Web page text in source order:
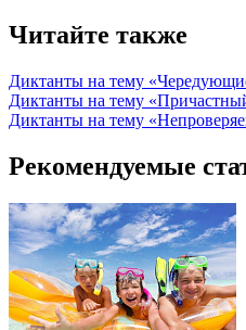
Читайте также
Диктанты на тему
Диктанты на тему
Диктанты на тему
Рекомендуемые